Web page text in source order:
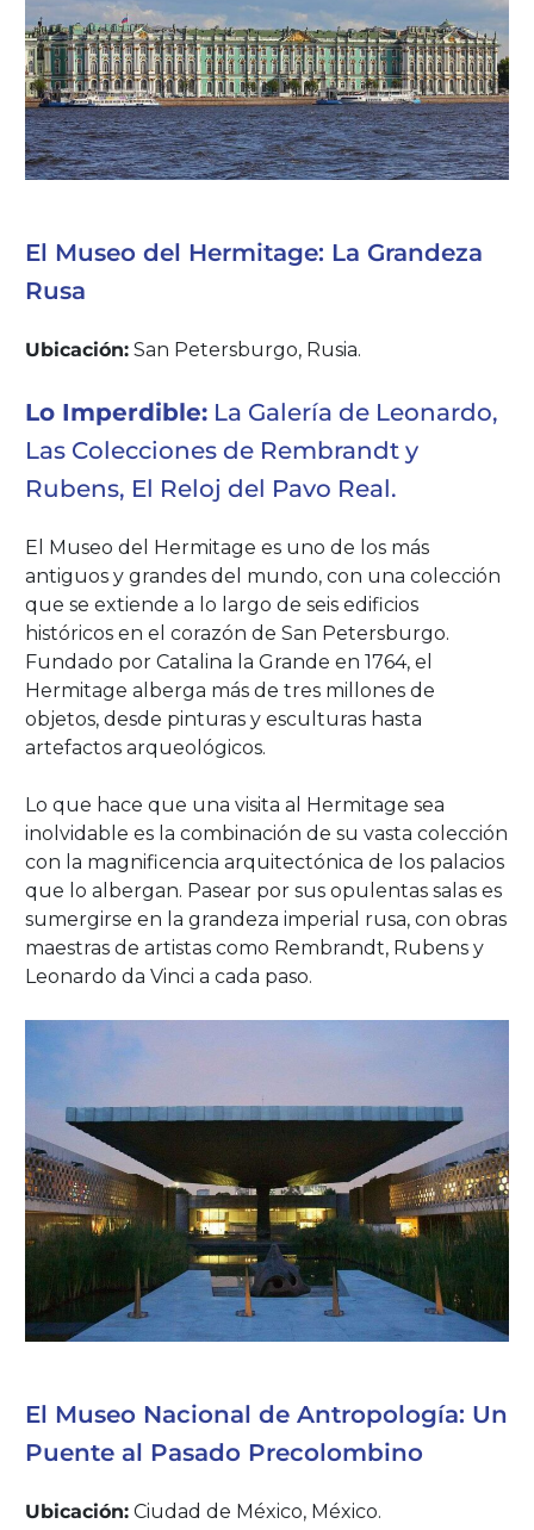
El Museo del Hermitage: La Grandeza
Rusa
Ubicación:San Petersburgo, Rusia.
Lo Imperdible:La Galería de Leonardo,
Las Colecciones de Rembrandt y
Rubens, El Reloj del Pavo Real.
El Museo del Hermitage es uno de los más
antiguos y grandes del mundo, con una colección
que se extiende a lo largo de seis edificios
históricos en el corazón de San Petersburgo.
Fundado por Catalina la Grande en 1764, el
Hermitage alberga más de tres millones de
objetos, desde pinturas y esculturas hasta
artefactos arqueológicos.
Lo que hace que una visita al Hermitage sea
inolvidable es la combinación de su vasta colección
con la magnificencia arquitectónica de los palacios
que lo albergan. Pasear por sus opulentas salas es
sumergirse en la grandeza imperial rusa, con obras
maestras de artistas como Rembrandt, Rubens y
Leonardo da Vinci a cada paso.
El Museo Nacional de Antropología: Un
Puente al Pasado Precolombino
Ubicación:Ciudad de México, México.